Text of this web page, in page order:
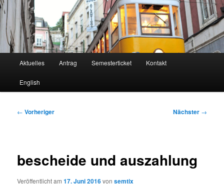
Aktuelles Antrag Semesterticket Kontakt
English
Beitragsnavigation
← Vorheriger Nächster →
bescheide und auszahlung
Veröffentlicht am17. Juni 2016vonsemtix